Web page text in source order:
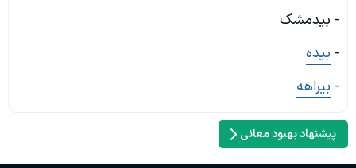
- بیدمشک
- بیده
- بیراهه
پیشنهاد بهبود معانی